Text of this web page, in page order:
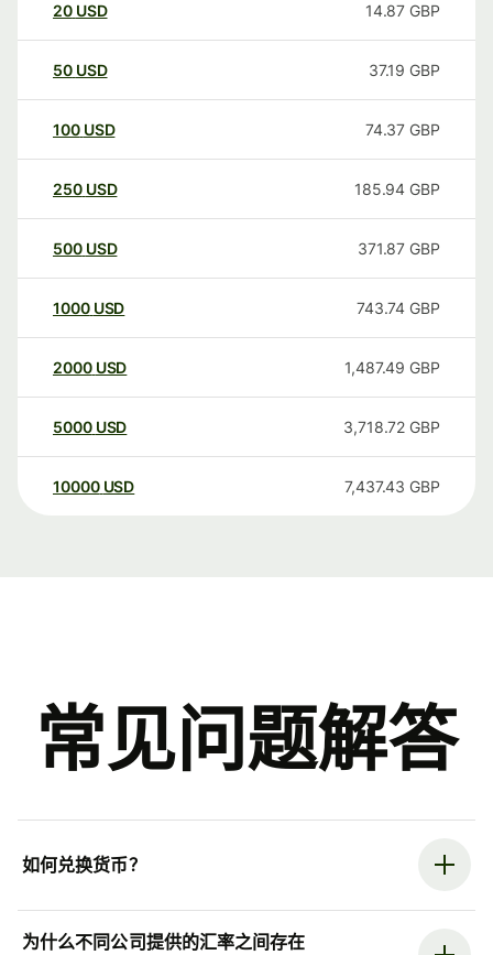
20 USD 14.87 GBP
50 USD 37.19 GBP
100 USD 74.37 GBP
250 USD 185.94 GBP
500 USD 371.87 GBP
1000 USD 743.74 GBP
2000 USD 1,487.49 GBP
5000 USD 3,718.72 GBP
10000 USD 7,437.43 GBP
常见问题解答
如何兑换货币？
为什么不同公司提供的汇率之间存在